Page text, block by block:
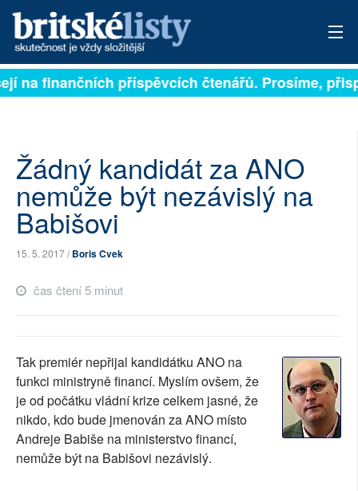
PŘIHLÁSIT
ARCHIV
ROZHOVORY
TÉMATA
SOCIÁLNÍ SÍTĚ
RUBRIKY
PLNÁ VERZE STRÁNEK
na finančních příspěvcích čtenářů. Prosíme,
Žádný kandidát za ANO
nemůže být nezávislý na
Babišovi
15. 5. 2017 /Boris Cvek
čas čtení 5 minut
Tak premiér nepřijal kandidátku ANO na
funkci ministryně financí. Myslím ovšem, že
je od počátku vládní krize celkem jasné, že
nikdo, kdo bude jmenován za ANO místo
Andreje Babiše na ministerstvo financí,
nemůže být na Babišovi nezávislý.